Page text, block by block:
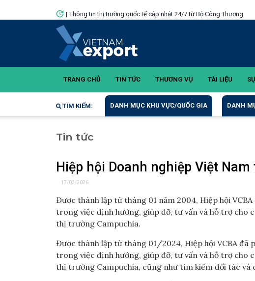
| Thông tin thị trường quốc tế cập nhật 24/7 từ Bộ Công Thương
TRANG CHỦ TIN TỨC THƯƠNG VỤ TÀI LIỆU
TÌM KIẾM: DANH MỤC KHU VỰC/QUỐC GIA DANH
Tin tức
Hiệp hội Doanh nghiệp Việt
17/03/2026
Được thành lập từ tháng 01 năm 2004, Hiệp hội
trong việc định hướng, giúp đỡ, tư vấn và hỗ trợ cho
thị trường Campuchia.
Được thành lập từ tháng 01/2024, Hiệp hội VCBA
trong việc định hướng, giúp đỡ, tư vấn và hỗ trợ cho
thị trường Campuchia, cũng như tìm kiếm đối tác và